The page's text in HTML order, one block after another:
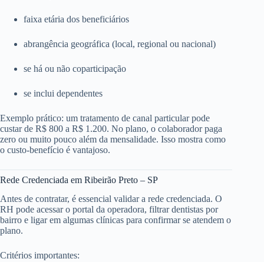
faixa etária dos beneficiários
abrangência geográfica (local, regional ou nacional)
se há ou não coparticipação
se inclui dependentes
Exemplo prático: um tratamento de canal particular pode
custar de R$ 800 a R$ 1.200. No plano, o colaborador paga
zero ou muito pouco além da mensalidade. Isso mostra como
o custo-benefício é vantajoso.
Rede Credenciada em Ribeirão Preto – SP
Antes de contratar, é essencial validar a rede credenciada. O
RH pode acessar o portal da operadora, filtrar dentistas por
bairro e ligar em algumas clínicas para confirmar se atendem o
plano.
Critérios importantes: